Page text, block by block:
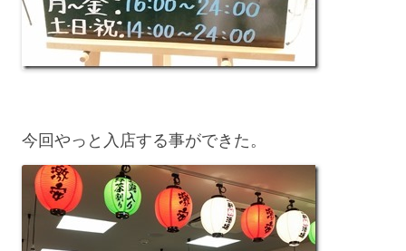
今回やっと入店する事ができた。